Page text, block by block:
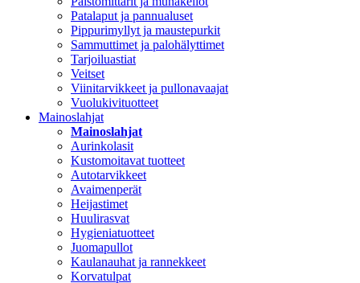
Patalaput ja pannualuset
Pippurimyllyt ja maustepurkit
Sammuttimet ja palohälyttimet
Tarjoiluastiat
Veitset
Viinitarvikkeet ja pullonavaajat
Vuolukivituotteet
Mainoslahjat
Mainoslahjat
Aurinkolasit
Kustomoitavat tuotteet
Autotarvikkeet
Avaimenperät
Heijastimet
Huulirasvat
Hygieniatuotteet
Juomapullot
Kaulanauhat ja rannekkeet
Korvatulpat